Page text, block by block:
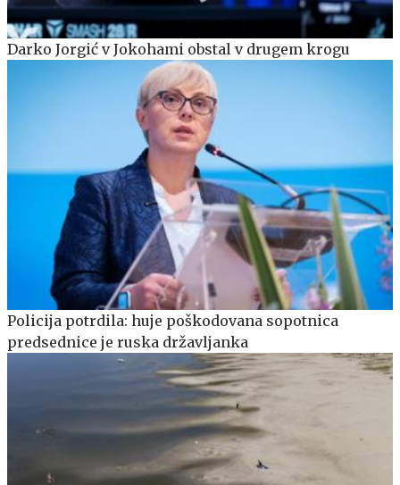
Darko Jorgić v Jokohami obstal v drugem krogu
Policija potrdila: huje poškodovana sopotnica
predsednice je ruska državljanka